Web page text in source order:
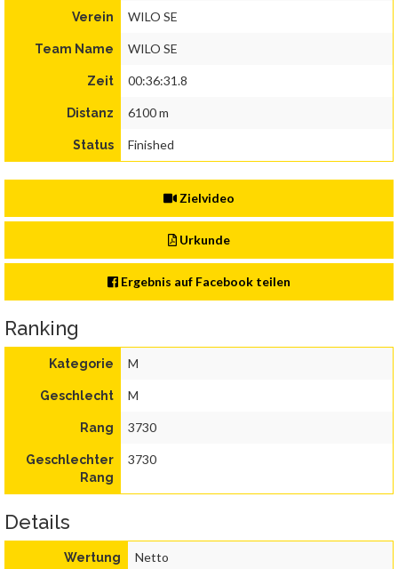
Verein WILO SE
Team Name WILO SE
Zeit 00:36:31.8
Distanz 6100 m
Status Finished
Zielvideo
Urkunde
Ergebnis auf Facebook teilen
Ranking
Kategorie M
Geschlecht M
Rang 3730
Geschlechter
Rang
3730
Details
Wertung Netto